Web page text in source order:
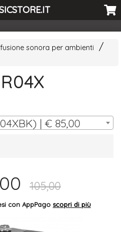
sonora per ambienti
| € 85,00
105,00
con AppPago scopri di più